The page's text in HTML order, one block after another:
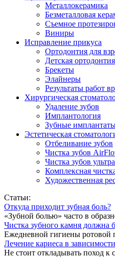
Металлокерамика
Безметалловая
Съемное
Виниры
Исправление прикуса
Ортодонтия для
Детская ортодонтия
Брекеты
Элайнеры
Результаты работ
Хирургическая
Удаление зубов
Имплантология
Зубные
Эстетическая
Отбеливание зубов
Чистка зубов
Чистка зубов
Комплексная
Художественная
Статьи:
Откуда приходит зубная боль?
«Зубной болью» часто в
Чистка зубного камня должна
Ежедневной гигиены ротовой
Лечение кариеса в
Не стоит откладывать поход к